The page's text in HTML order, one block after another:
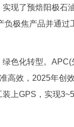
现了预焙阳极石
极焦产品并通过
化转型。APC(
高效，2025年创
上GPS，实现